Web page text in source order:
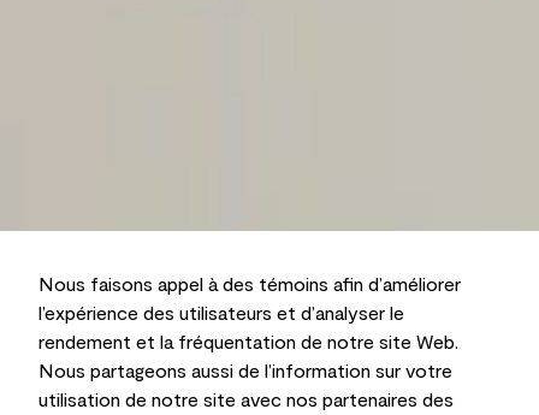
Nous faisons appel à des témoins afin d’améliorer
l’expérience des utilisateurs et d’analyser le
rendement et la fréquentation de notre site Web.
Nous partageons aussi de l’information sur votre
utilisation de notre site avec nos partenaires des